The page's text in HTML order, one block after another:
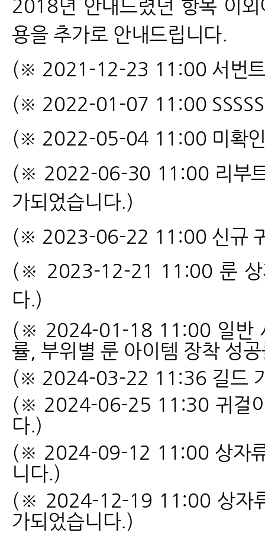
2018년 안내드렸던 항목 이
용을 추가로 안내드립니다.
(※ 2021-12-23 11:00 서번
(※ 2022-01-07 11:00
(※ 2022-05-04 11:00 미확
(※ 2022-06-30 11:00 리부
가되었습니다.)
(※ 2023-06-22 11:00 신규
(※ 2023-12-21 11:00 룬
다.)
(※ 2024-01-18 11:00 일반
률, 부위별 룬 아이템 장착 성
(※ 2024-03-22 11:36 길드
(※ 2024-06-25 11:30 귀걸이
다.)
(※ 2024-09-12 11:00 상자류
니다.)
(※ 2024-12-19 11:00 상자류
가되었습니다.)